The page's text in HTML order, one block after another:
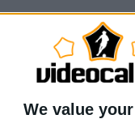
We value
ad oggi
2010
Torino